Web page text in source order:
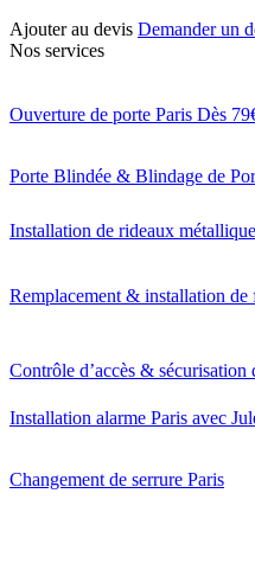
Ajouter au devis Demander un
Nos services
Ouverture de porte Paris Dès
Porte Blindée & Blindage de
Installation de rideaux
Remplacement & installation de
Contrôle d’accès & sécurisation
Installation alarme Paris avec
Changement de serrure Paris